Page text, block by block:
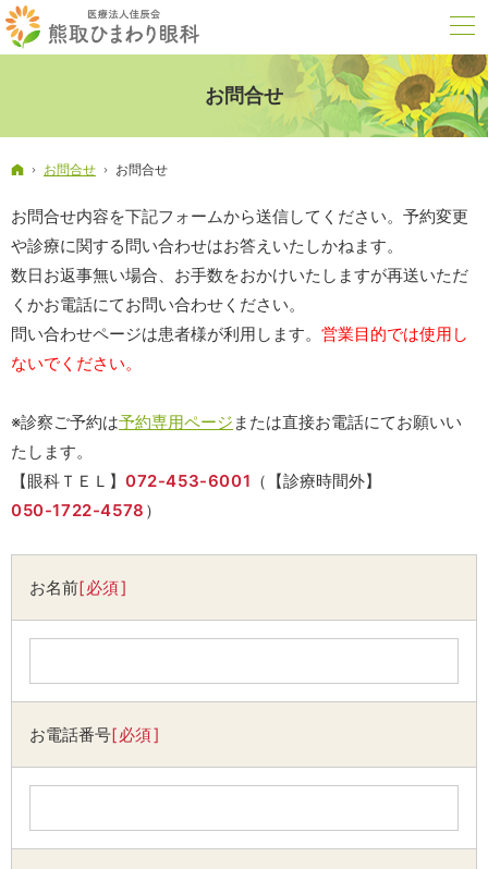
お問合せ
ホーム
お問合せ お問合せ
お問合せ内容を下記フォームから送信してください。予約変更
や診療に関する問い合わせはお答えいたしかねます。
数日お返事無い場合、お手数をおかけいたしますが再送いただ
くかお電話にてお問い合わせください。
問い合わせページは患者様が利用します。 営業目的では使用し
ないでください。
※診察ご予約は予約専用ページ または直接お電話にてお願いい
たします。
【眼科ＴＥＬ】 072-453-6001 （【診療時間外】
050-1722-4578 ）
お名前 必須
お電話番号 必須